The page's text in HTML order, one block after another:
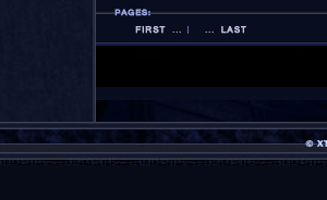
... ...